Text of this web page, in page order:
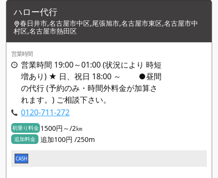
ハロー代行
春日井市,名古屋市中区,尾張旭市,名古屋市東区,名古屋市中
村区,名古屋市熱田区
営業時間
営業時間 19:00～01:00 (状況により 時短
増あり) ★ 日、祝日 18:00 ～ ●昼間
の代行 (予約のみ・時間外料金が加算さ
れます。) ご相談下さい。
0120-711-272
初乗り料金 1500円～/2㎞
追加料金 追加100円 /250m
CASH